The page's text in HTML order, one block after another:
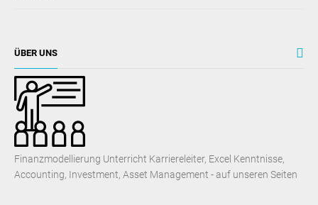
ÜBER UNS
Finanzmodellierung Unterricht Karriereleiter, Excel Kenntnisse,
Accounting, Investment, Asset Management - auf unseren Seiten